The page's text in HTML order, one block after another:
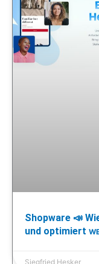
Shopware 📣
und optimiert
Siegfried Hesker